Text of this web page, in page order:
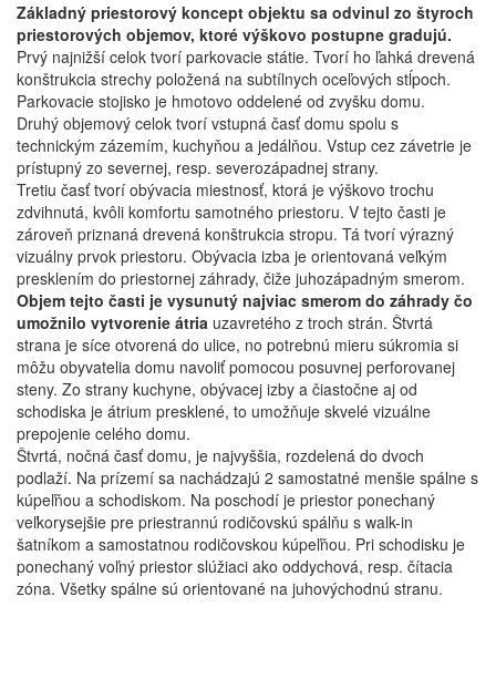
Základný priestorový koncept objektu sa odvinul zo štyroch
priestorových objemov, ktoré výškovo postupne gradujú.
Prvý najnižší celok tvorí parkovacie státie. Tvorí ho ľahká drevená
konštrukcia strechy položená na subtílnych oceľových stĺpoch.
Parkovacie stojisko je hmotovo oddelené od zvyšku domu.
Druhý objemový celok tvorí vstupná časť domu spolu s
technickým zázemím, kuchyňou a jedálňou. Vstup cez závetrie je
prístupný zo severnej, resp. severozápadnej strany.
Tretiu časť tvorí obývacia miestnosť, ktorá je výškovo trochu
zdvihnutá, kvôli komfortu samotného priestoru. V tejto časti je
zároveň priznaná drevená konštrukcia stropu. Tá tvorí výrazný
vizuálny prvok priestoru. Obývacia izba je orientovaná veľkým
presklením do priestornej záhrady, čiže juhozápadným smerom.
Objem tejto časti je vysunutý najviac smerom do záhrady čo
umožnilo vytvorenie átria uzavretého z troch strán. Štvrtá
strana je síce otvorená do ulice, no potrebnú mieru súkromia si
môžu obyvatelia domu navoliť pomocou posuvnej perforovanej
steny. Zo strany kuchyne, obývacej izby a čiastočne aj od
schodiska je átrium presklené, to umožňuje skvelé vizuálne
prepojenie celého domu.
Štvrtá, nočná časť domu, je najvyššia, rozdelená do dvoch
podlaží. Na prízemí sa nachádzajú 2 samostatné menšie spálne s
kúpeľňou a schodiskom. Na poschodí je priestor ponechaný
veľkorysejšie pre priestrannú rodičovskú spálňu s walk-in
šatníkom a samostatnou rodičovskou kúpeľňou. Pri schodisku je
ponechaný voľný priestor slúžiaci ako oddychová, resp. čítacia
zóna. Všetky spálne sú orientované na juhovýchodnú stranu.